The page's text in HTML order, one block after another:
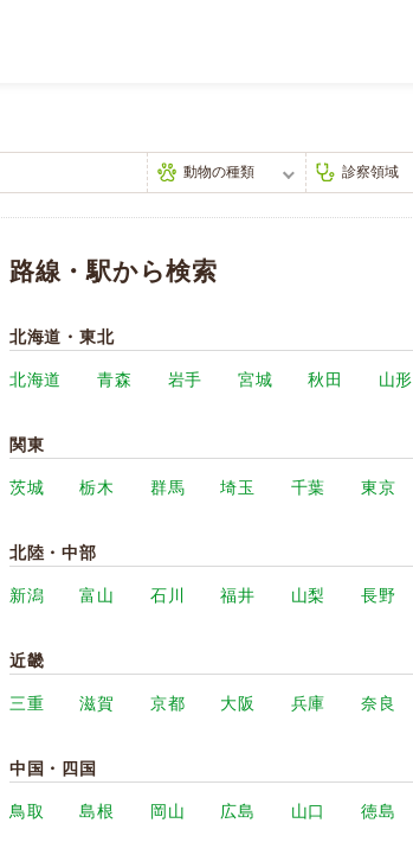
路線・駅から検索
北海道・東北
北海道 青森 岩手 宮城 秋田 山形
関東
茨城 栃木 群馬 埼玉 千葉 東京
北陸・中部
新潟 富山 石川 福井 山梨 長野
近畿
三重 滋賀 京都 大阪 兵庫 奈良
中国・四国
鳥取 島根 岡山 広島 山口 徳島